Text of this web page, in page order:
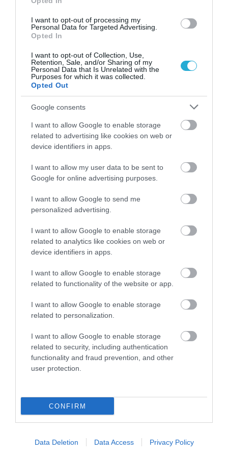
I want to opt-out of processing my
Personal Data for Targeted Advertising.
Opted In
I want to opt-out of Collection, Use,
Retention, Sale, and/or Sharing of my
Personal Data that Is Unrelated with the
Purposes for which it was collected.
Opted Out
Google consents
I want to allow Google to enable storage
related to advertising like cookies on web or
device identifiers in apps.
I want to allow my user data to be sent to
Google for online advertising purposes.
I want to allow Google to send me
personalized advertising.
I want to allow Google to enable storage
related to analytics like cookies on web or
device identifiers in apps.
I want to allow Google to enable storage
related to functionality of the website or app.
I want to allow Google to enable storage
related to personalization.
I want to allow Google to enable storage
related to security, including authentication
functionality and fraud prevention, and other
user protection.
CONFIRM
Data Deletion Data Access Privacy Policy
θέση του Τσάπρα στη Σόφια
ΚΡΙΣΤΙΑΝ ΜΠΙΤΣΑΚΟΥ
06.08.2026 | 13:01
PODCASTS
Μπαλατσούκας pagenews.gr:«Η κυβέρνηση θυμάται τους
πυροσβέστες όταν τους λέει ήρωες–όχι όταν ζητούν
στήριξη»
Γ.Βρεττάκος στο pagenews.gr: «Το ΠΑΣΟΚ μπλοκάρει τη
Συνταγματική Αναθεώρηση και φορτώνει ευθύνες στη